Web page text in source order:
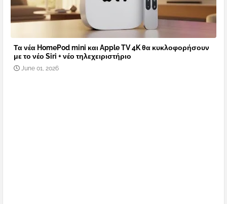
Τα νέα HomePod mini και Apple TV 4K θα κυκλοφορήσουν
με το νέο Siri + νέο τηλεχειριστήριο
June 01, 2026